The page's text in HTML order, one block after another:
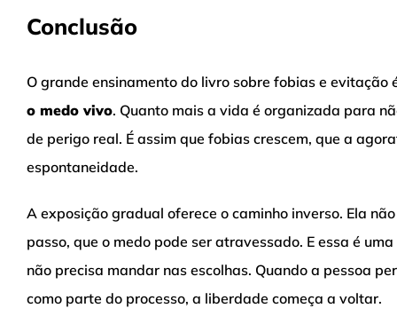
Conclusão
O grande ensinamento do livro sobre fobias e
o medo vivo. Quanto mais a vida é organizada para
de perigo real. É assim que fobias crescem, que a
espontaneidade.
A exposição gradual oferece o caminho inverso. Ela
passo, que o medo pode ser atravessado. E essa é
não precisa mandar nas escolhas. Quando a pessoa
como parte do processo, a liberdade começa a voltar.